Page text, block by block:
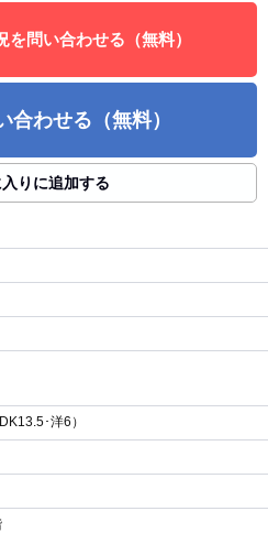
を問い合わせる（無料）
合わせる（無料）
りに追加する
･洋6）